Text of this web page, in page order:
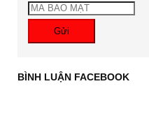
Gửi
BÌNH LUẬN FACEBOOK